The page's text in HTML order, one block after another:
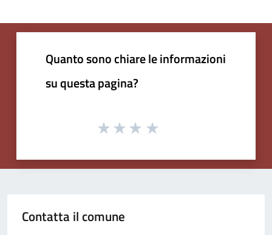
Quanto sono chiare le informazioni
su questa pagina?
Contatta il comune